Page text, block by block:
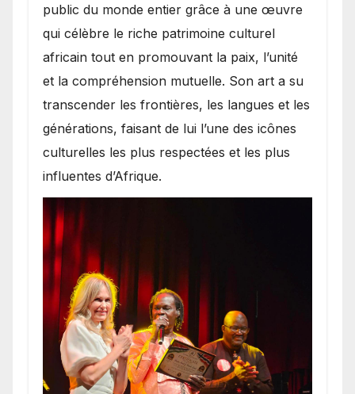
public du monde entier grâce à une œuvre
qui célèbre le riche patrimoine culturel
africain tout en promouvant la paix, l’unité
et la compréhension mutuelle. Son art a su
transcender les frontières, les langues et les
générations, faisant de lui l’une des icônes
culturelles les plus respectées et les plus
influentes d’Afrique.